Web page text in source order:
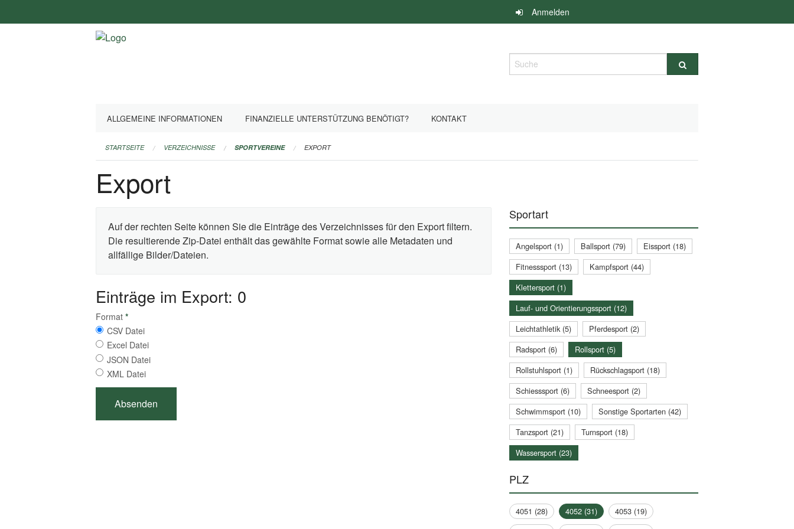
überspringen
Anmelden
Suche
ALLGEMEINE INFORMATIONEN FINANZIELLE UNTERSTÜTZUNG BENÖTIGT? KONTAKT
STARTSEITE VERZEICHNISSE SPORTVEREINE EXPORT
Export
Auf der rechten Seite können Sie die Einträge des Verzeichnisses für den Export filtern.
Die resultierende Zip-Datei enthält das gewählte Format sowie alle Metadaten und
allfällige Bilder/Dateien.
Einträge im Export: 0
Format *
CSV Datei
Excel Datei
JSON Datei
XML Datei
Sportart
Angelsport (1) Ballsport (79)
Eissport (18)
Fitnesssport (13)
Kampfsport (44)
Klettersport (1)
Lauf- und Orientierungssport (12)
Leichtathletik (5)
Pferdesport (2)
Radsport (6)
Rollsport (5)
Rollstuhlsport (1)
Rückschlagsport (18)
Schiesssport (6)
Schneesport (2)
Schwimmsport (10)
Sonstige Sportarten (42)
Tanzsport (21)
Turnsport (18)
Wassersport (23)
PLZ
4051 (28) 4052 (31)
4053 (19)